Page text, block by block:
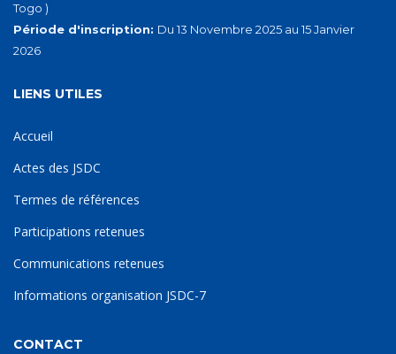
Togo )
Période d'inscription: Du 13 Novembre 2025 au 15 Janvier
2026
LIENS UTILES
Accueil
Actes des JSDC
Termes de références
Participations retenues
Communications retenues
Informations organisation JSDC-7
CONTACT